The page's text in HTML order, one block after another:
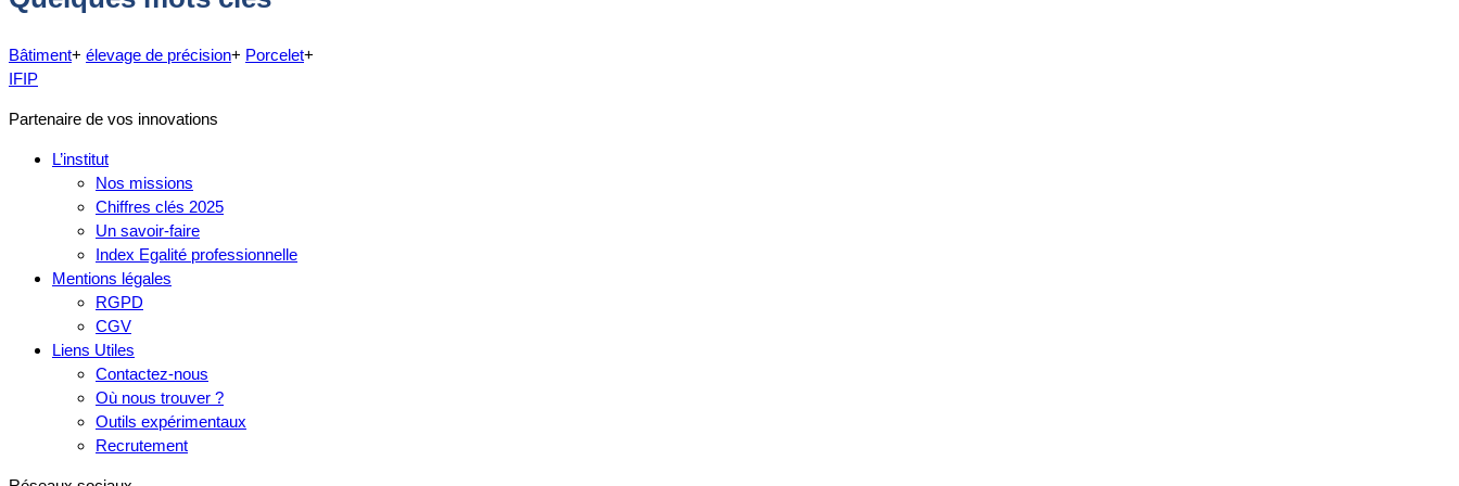
Bâtiment+ élevage de précision+ Porcelet+
IFIP
Partenaire de vos innovations
L’institut
Nos missions
Chiffres clés 2025
Un savoir-faire
Index Egalité professionnelle
Mentions légales
RGPD
CGV
Liens Utiles
Contactez-nous
Où nous trouver ?
Outils expérimentaux
Recrutement